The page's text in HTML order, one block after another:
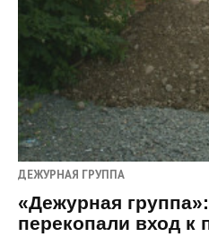
ДЕЖУРНАЯ ГРУППА
«Дежурная
перекопали вход к